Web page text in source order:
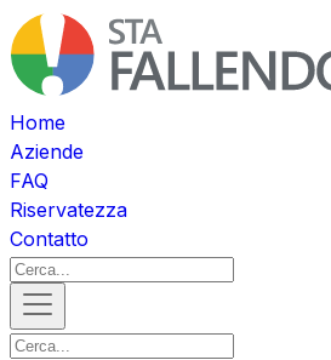
Home
Aziende
FAQ
Riservatezza
Contatto